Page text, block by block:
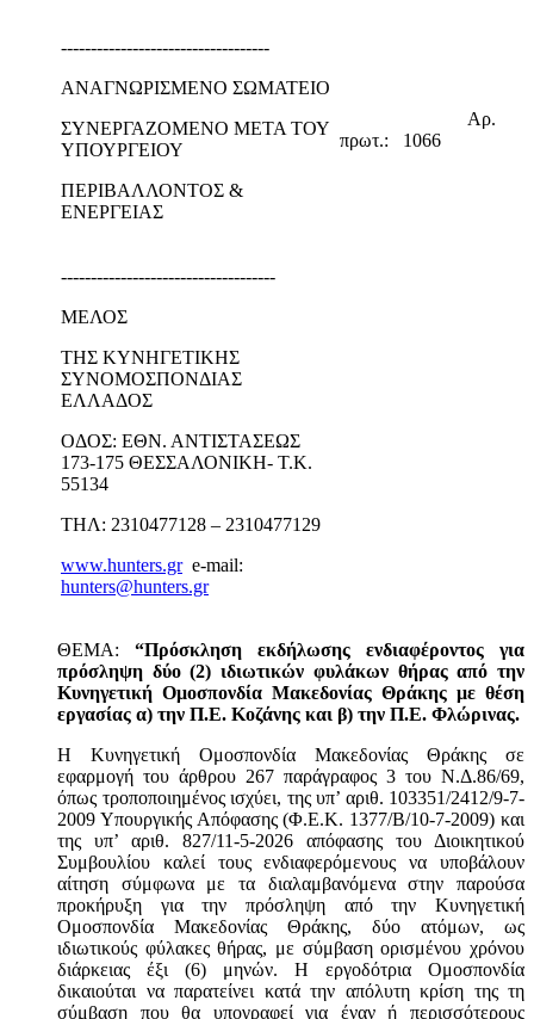
-----------------------------------
ΑΝΑΓΝΩΡΙΣΜΕΝΟ ΣΩΜΑΤΕΙΟ
ΣΥΝΕΡΓΑΖΟΜΕΝΟ ΜΕΤΑ ΤΟΥ
ΥΠΟΥΡΓΕΙΟΥ
ΠΕΡΙΒΑΛΛΟΝΤΟΣ &
ΕΝΕΡΓΕΙΑΣ
Αρ.
πρωτ.: 1066
------------------------------------
ΜΕΛΟΣ
ΤΗΣ ΚΥΝΗΓΕΤΙΚΗΣ
ΣΥΝΟΜΟΣΠΟΝΔΙΑΣ
ΕΛΛΑΔΟΣ
ΟΔΟΣ: ΕΘΝ. ΑΝΤΙΣΤΑΣΕΩΣ
173-175 ΘΕΣΣΑΛΟΝΙΚΗ- Τ.Κ.
55134
ΤΗΛ: 2310477128 – 2310477129
www.hunters.gre-mail:
hunters@hunters.gr
ΘΕΜΑ: “Πρόσκληση εκδήλωσης ενδιαφέροντος για
πρόσληψη δύο (2) ιδιωτικών φυλάκων θήρας από την
Κυνηγετική Ομοσπονδία Μακεδονίας Θράκης με θέση
εργασίας α) την Π.Ε. Κοζάνης και β) την Π.Ε. Φλώρινας.
Η Κυνηγετική Ομοσπονδία Μακεδονίας Θράκης σε
εφαρμογή του άρθρου 267 παράγραφος 3 του Ν.Δ.86/69,
όπως τροποποιημένος ισχύει, της υπ’ αριθ. 103351/2412/9-7-
2009 Υπουργικής Απόφασης (Φ.Ε.Κ. 1377/Β/10-7-2009) και
της υπ’ αριθ. 827/11-5-2026 απόφασης του Διοικητικού
Συμβουλίου καλεί τους ενδιαφερόμενους να υποβάλουν
αίτηση σύμφωνα με τα διαλαμβανόμενα στην παρούσα
προκήρυξη για την πρόσληψη από την Κυνηγετική
Ομοσπονδία Μακεδονίας Θράκης, δύο ατόμων, ως
ιδιωτικούς φύλακες θήρας, με σύμβαση ορισμένου χρόνου
διάρκειας έξι (6) μηνών. Η εργοδότρια Ομοσπονδία
δικαιούται να παρατείνει κατά την απόλυτη κρίση της τη
σύμβαση που θα υπογραφεί για έναν ή περισσότερους